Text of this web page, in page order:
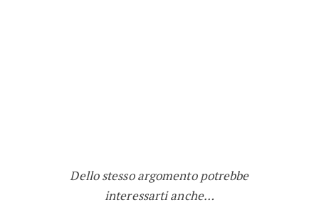
Dello stesso argomento potrebbe
interessarti anche…